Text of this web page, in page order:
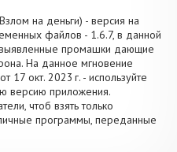
на деньги) - версия на
файлов - 1.6.7, в данной
промашки дающие
На данное мгновение
17 окт. 2023 г. - используйте
версию приложения.
чтоб взять только
программы, переданные